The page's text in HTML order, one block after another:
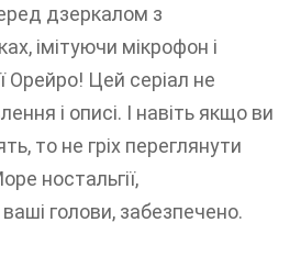
дзеркалом з
імітуючи мікрофон і
Орейро! Цей серіал не
і описі. І навіть якщо ви
то не гріх переглянути
ностальгії,
голови, забезпечено.